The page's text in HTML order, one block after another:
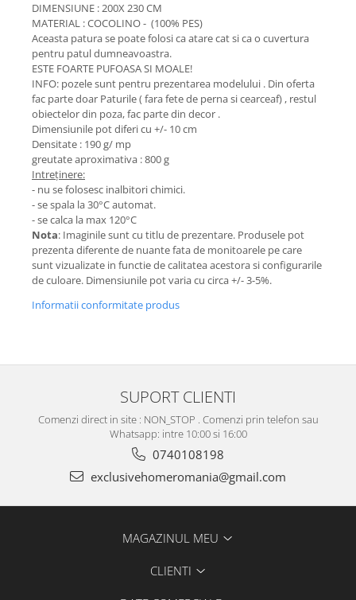
DIMENSIUNE : 200X 230 CM
MATERIAL : COCOLINO - (100% PES)
Aceasta patura se poate folosi ca atare cat si ca o cuvertura
pentru patul dumneavoastra.
ESTE FOARTE PUFOASA SI MOALE!
INFO: pozele sunt pentru prezentarea modelului . Din oferta
fac parte doar Paturile ( fara fete de perna si cearceaf) , restul
obiectelor din poza, fac parte din decor .
Dimensiunile pot diferi cu +/- 10 cm
Densitate : 190 g/ mp
greutate aproximativa : 800 g
Intreținere:
- nu se folosesc inalbitori chimici.
- se spala la 30°C automat.
- se calca la max 120°C
Nota: Imaginile sunt cu titlu de prezentare. Produsele pot
prezenta diferente de nuante fata de monitoarele pe care
sunt vizualizate in functie de calitatea acestora si configurarile
de culoare. Dimensiunile pot varia cu circa +/- 3-5%.
Informatii conformitate produs
SUPORT CLIENTI
Comenzi direct in site : NON_STOP . Comenzi prin telefon sau
Whatsapp: intre 10:00 si 16:00
0740108198
exclusivehomeromania@gmail.com
MAGAZINUL MEU
CLIENTI